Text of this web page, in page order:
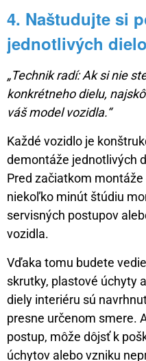
4. Naštudujte si
jednotlivých
„Technik radí: Ak si nie
konkrétneho dielu,
váš model vozidla.“
Každé vozidlo je
demontáže jednotlivých
Pred začiatkom
niekoľko minút štúdiu
servisných postupov
vozidla.
Vďaka tomu budete
skrutky, plastové úchyty
diely interiéru sú
presne určenom smere.
postup, môže dôjsť k
úchytov alebo vzniku